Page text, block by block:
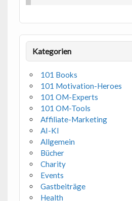
Kategorien
101 Books
101 Motivation-Heroes
101 OM-Experts
101 OM-Tools
Affiliate-Marketing
AI-KI
Allgemein
Bücher
Charity
Events
Gastbeiträge
Health